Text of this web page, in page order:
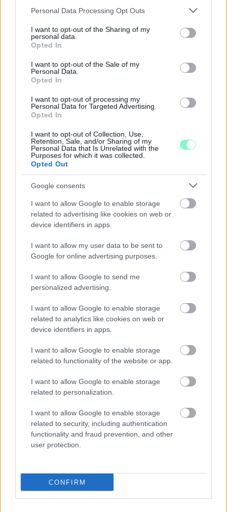
Please note that this website/app uses one or more Google
not limited to your visit or usage behaviour. You may click to
grant or deny consent to Google and its third-party tags to
use your data for below specified purposes in below Google
consent section.
Personal Data Processing Opt Outs
I want to opt-out of the Sharing of my
personal data.
Opted In
I want to opt-out of the Sale of my
Personal Data.
Opted In
I want to opt-out of processing my
Personal Data for Targeted Advertising.
Opted In
I want to opt-out of Collection, Use,
Retention, Sale, and/or Sharing of my
Personal Data that Is Unrelated with the
Purposes for which it was collected.
Opted Out
Google consents
I want to allow Google to enable storage
related to advertising like cookies on web or
device identifiers in apps.
I want to allow my user data to be sent to
Google for online advertising purposes.
I want to allow Google to send me
personalized advertising.
I want to allow Google to enable storage
related to analytics like cookies on web or
device identifiers in apps.
I want to allow Google to enable storage
related to functionality of the website or app.
I want to allow Google to enable storage
related to personalization.
I want to allow Google to enable storage
related to security, including authentication
functionality and fraud prevention, and other
user protection.
CONFIRM
összevetésben a fogyasztói árak, miközben az élelmiszerek ára
A BAROKK ÖSSZES ÁRNYALATA ÉS MÉG EGY SOR
GYŐRBEN
Középpontban a hagyományőrzés, de lesz Pogány Induló és
Majka koncert, jóga szeánsz, “borhajózás” és egy csomó minden
Szólj hozzá!
ENERGIATAKARÉKOSSÁG: KORÁBBAN KEZDŐDIK
A GYŐRI AUDI ETO KC PÉNTEKI FELKÉSZÜLÉSI